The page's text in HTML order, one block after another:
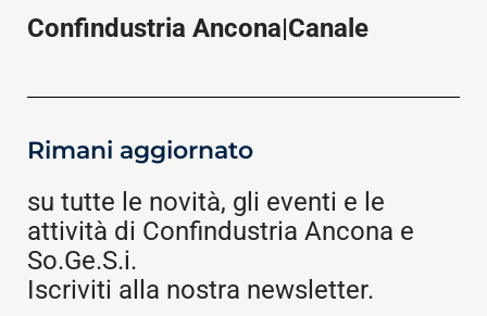
Confindustria Ancona|Canale
Rimani aggiornato
su tutte le novità, gli eventi e le
attività di Confindustria Ancona e
So.Ge.S.i.
Iscriviti alla nostra newsletter.